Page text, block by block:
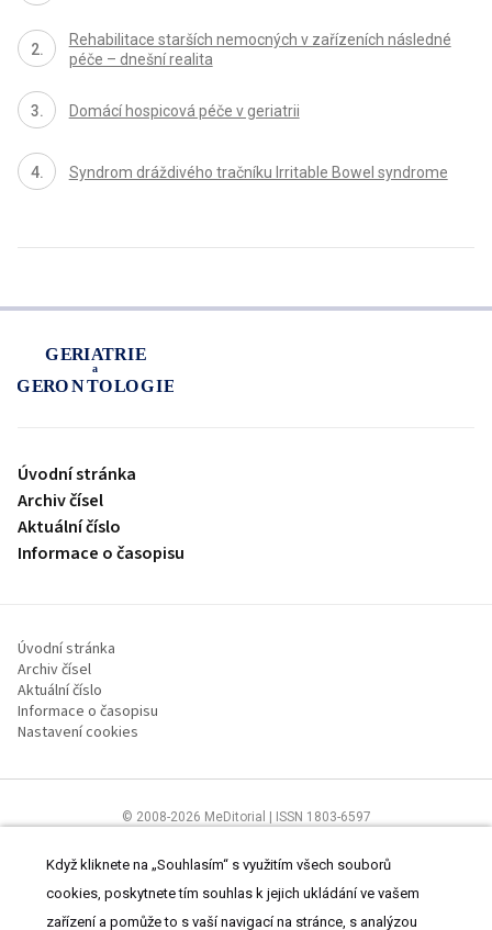
Rehabilitace starších nemocných v zařízeních následné
péče – dnešní realita
Domácí hospicová péče v geriatrii
Syndrom dráždivého tračníku Irritable Bowel syndrome
Úvodní stránka
Archiv čísel
Aktuální číslo
Informace o časopisu
Úvodní stránka
Archiv čísel
Aktuální číslo
Informace o časopisu
Nastavení cookies
© 2008-2026 MeDitorial | ISSN 1803-6597
zdravotnictví.Čtěte prohlášeníaZásady zpracování osobních údajů
Když kliknete na „Souhlasím“ s využitím všech souborů
cookies, poskytnete tím souhlas k jejich ukládání ve vašem
zařízení a pomůže to s vaší navigací na stránce, s analýzou